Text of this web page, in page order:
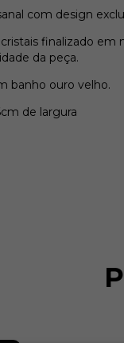
com design
finalizado
da peça.
banho ouro velho.
de largura